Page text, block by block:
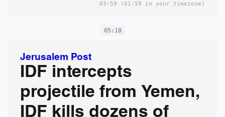
03:59 (01:59 in your timezone)
05:18
Jerusalem Post
IDF intercepts
projectile from Yemen,
IDF kills dozens of